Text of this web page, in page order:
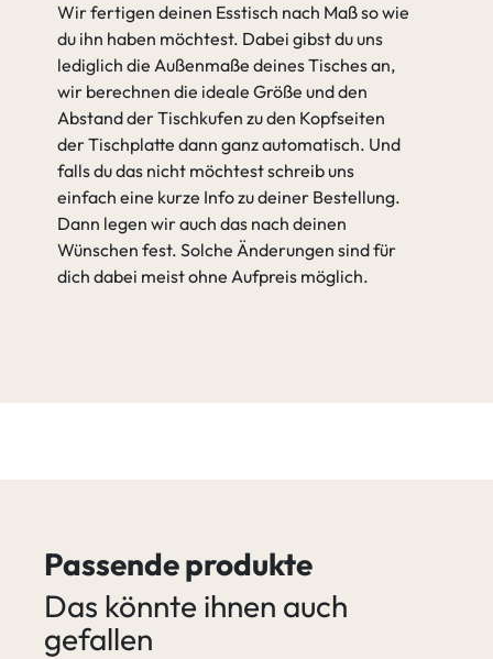
Wir fertigen deinen Esstisch nach Maß so wie
du ihn haben möchtest. Dabei gibst du uns
lediglich die Außenmaße deines Tisches an,
wir berechnen die ideale Größe und den
Abstand der Tischkufen zu den Kopfseiten
der Tischplatte dann ganz automatisch. Und
falls du das nicht möchtest schreib uns
einfach eine kurze Info zu deiner Bestellung.
Dann legen wir auch das nach deinen
Wünschen fest. Solche Änderungen sind für
dich dabei meist ohne Aufpreis möglich.
Passende produkte
Das könnte ihnen auch
gefallen